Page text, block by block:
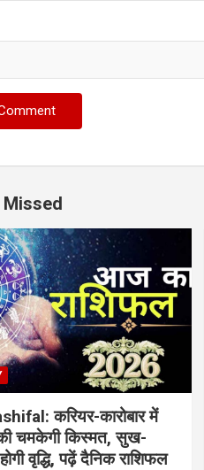
Missed
करियर-कारोबार में
की चमकेगी किस्मत, सुख-
वृद्धि, पढ़ें दैनिक राशिफल